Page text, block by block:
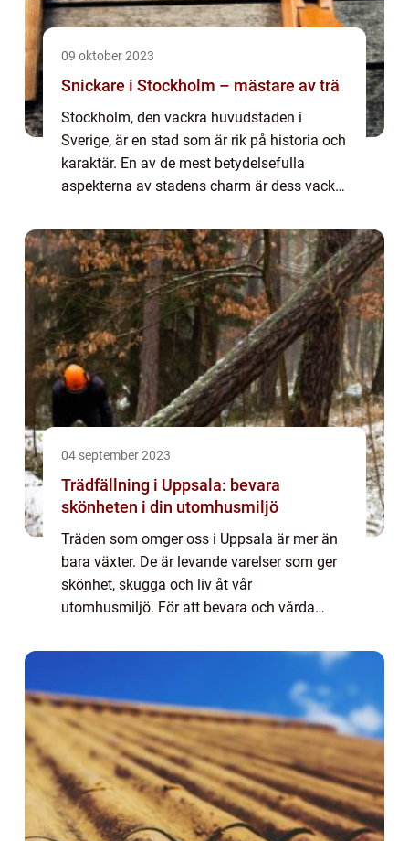
09 oktober 2023
Snickare i Stockholm – mästare av trä
Stockholm, den vackra huvudstaden i
Sverige, är en stad som är rik på historia och
karaktär. En av de mest betydelsefulla
aspekterna av stadens charm är dess vackra
och f&...
04 september 2023
Trädfällning i Uppsala: bevara
skönheten i din utomhusmiljö
Träden som omger oss i Uppsala är mer än
bara växter. De är levande varelser som ger
skönhet, skugga och liv åt vår
utomhusmiljö. För att bevara och vårda